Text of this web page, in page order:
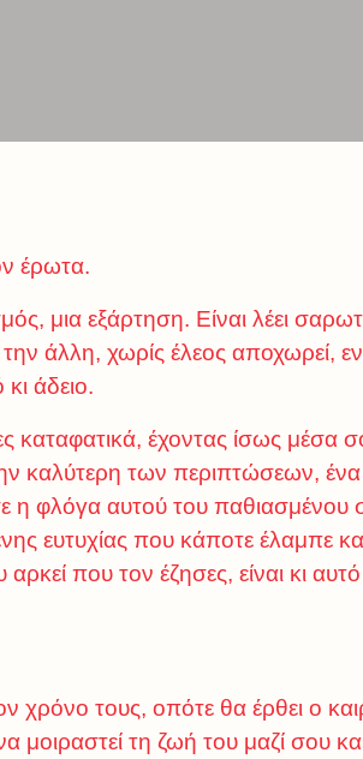
έρωτα.
μια εξάρτηση. Είναι λέει
άλλη, χωρίς έλεος αποχωρεί,
άδειο.
καταφατικά, έχοντας ίσως μέσα
καλύτερη των περιπτώσεων, ένα
φλόγα αυτού του παθιασμένου
ευτυχίας που κάποτε έλαμπε
που τον έζησες, είναι κι
χρόνο τους, οπότε θα έρθει ο
τη ζωή του μαζί σου και